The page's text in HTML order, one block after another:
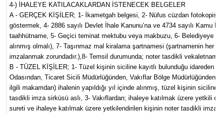
4-) İHALEYE KATILACAKLARDAN İSTENECEK BELGELER
A - GERÇEK KİŞİLER; 1- İkametgah belgesi, 2- Nüfus cüzdan fotokopisi
göstermek, 4- 2886 sayılı Devlet İhale Kanunu’na ve 4734 sayılı Kamu
taahhütname, 5- Geçici teminat mektubu veya makbuzu, 6- Belediyeye
alınmış olmalı), 7- Taşınmaz mal kiralama şartnamesi (şartnamenin her
imzalanmak zorundadır.),8- Temsil durumunda; noter tasdikli
B - TÜZEL KİŞİLER; 1- Tüzel kişinin siciline kayıtlı bulunduğu idareden
Odasından, Ticaret Sicili Müdürlüğünden, Vakıflar Bölge
ilgili makamdan) ihalenin yapıldığı yıl içinde alınmış, tüzel kişinin
tasdikli imza sirküsü aslı, 3- Vakıflardan; ihaleye katılmak üzere yetkili
sureti ve ihaleye katılmak üzere yetkilendirilen kişinin noter tasdikli imza